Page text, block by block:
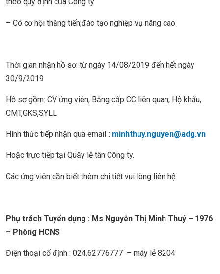
– Có cơ hội thăng tiến;đào tạo nghiệp vụ nâng cao.
Thời gian nhận hồ sơ: từ ngày 14/08/2019 đến hết ngày
30/9/2019
Hồ sơ gồm: CV ứng viên, Bằng cấp CC liên quan, Hộ khẩu,
CMT,GKS,SYLL
Hình thức tiếp nhận qua email : minhthuy.nguyen@adg.vn
Hoặc trực tiếp tại Quầy lễ tân Công ty.
Các ứng viên cần biết thêm chi tiết vui lòng liên hệ
Phụ trách Tuyển dụng : Ms Nguyễn Thị Minh Thuỷ – 1976
– Phòng HCNS
Điện thoại cố định : 024.62776777 – máy lẻ 8204